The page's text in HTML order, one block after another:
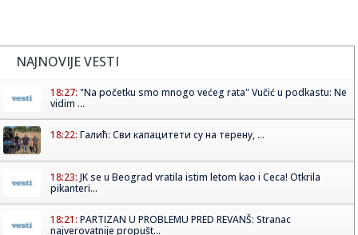
NAJNOVIJE VESTI
18:27: "Na početku smo mnogo većeg rata" Vučić u podkastu: Ne
vidim ...
18:22: Галић: Сви капацитети су на терену, ...
18:23: JK se u Beograd vratila istim letom kao i Ceca! Otkrila
pikanteri...
18:21: PARTIZAN U PROBLEMU PRED REVANŠ: Stranac
najverovatnije propušt...